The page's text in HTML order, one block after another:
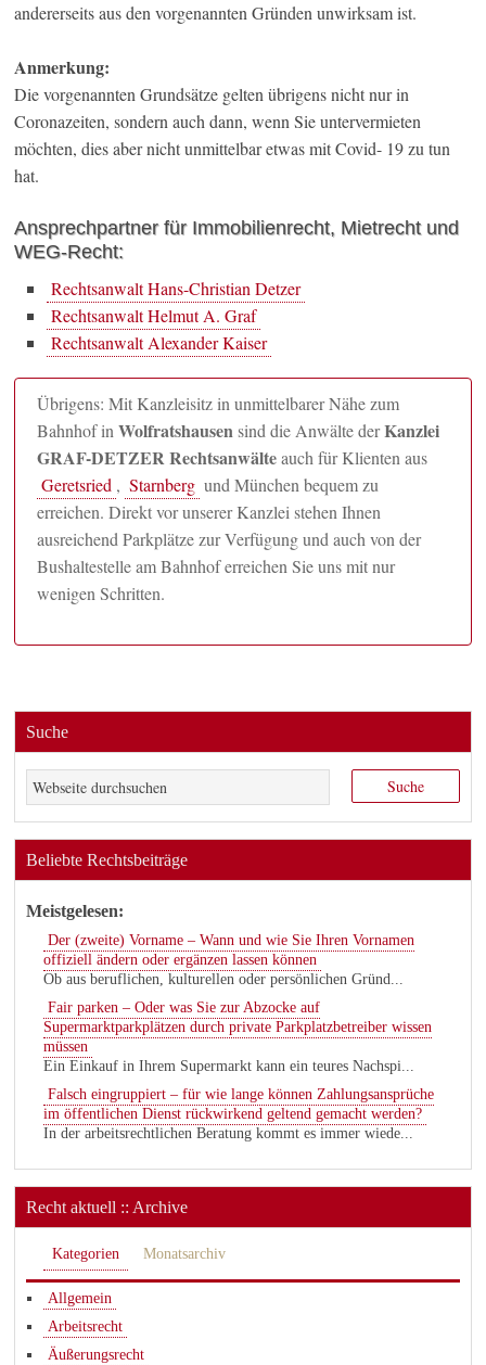
andererseits aus den vorgenannten Gründen unwirksam ist.
Anmerkung:
Die vorgenannten Grundsätze gelten übrigens nicht nur in
Coronazeiten, sondern auch dann, wenn Sie untervermieten
möchten, dies aber nicht unmittelbar etwas mit Covid- 19 zu tun
hat.
Ansprechpartner für Immobilienrecht, Mietrecht und
WEG-Recht:
Rechtsanwalt Hans-Christian Detzer
Rechtsanwalt Helmut A. Graf
Rechtsanwalt Alexander Kaiser
Übrigens: Mit Kanzleisitz in unmittelbarer Nähe zum
Bahnhof inWolfratshausensind die Anwälte derKanzlei
GRAF-DETZER Rechtsanwälteauch für Klienten aus
Geretsried , Starnberg und München bequem zu
erreichen. Direkt vor unserer Kanzlei stehen Ihnen
ausreichend Parkplätze zur Verfügung und auch von der
Bushaltestelle am Bahnhof erreichen Sie uns mit nur
wenigen Schritten.
Suche
Beliebte Rechtsbeiträge
Meistgelesen:
Der (zweite) Vorname – Wann und wie Sie Ihren Vornamen
offiziell ändern oder ergänzen lassen können
Ob aus beruflichen, kulturellen oder persönlichen Gründ...
Fair parken – Oder was Sie zur Abzocke auf
Supermarktparkplätzen durch private Parkplatzbetreiber wissen
müssen
Ein Einkauf in Ihrem Supermarkt kann ein teures Nachspi...
Falsch eingruppiert – für wie lange können Zahlungsansprüche
im öffentlichen Dienst rückwirkend geltend gemacht werden?
In der arbeitsrechtlichen Beratung kommt es immer wiede...
Recht aktuell :: Archive
Kategorien Monatsarchiv
Allgemein
Arbeitsrecht
Äußerungsrecht